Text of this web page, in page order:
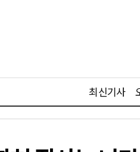
최신기사